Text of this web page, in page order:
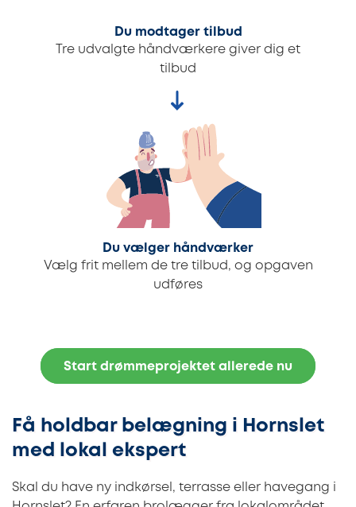
Du modtager tilbud
Tre udvalgte håndværkere giver dig et
tilbud
Du vælger håndværker
Vælg frit mellem de tre tilbud, og opgaven
udføres
Start drømmeprojektet allerede nu
Få holdbar belægning i Hornslet
med lokal ekspert
Skal du have ny indkørsel, terrasse eller havegang i